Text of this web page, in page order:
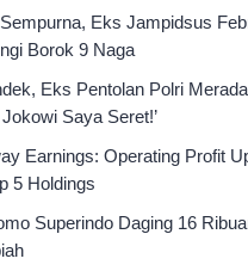
Eks Jampidsus
Borok 9 Naga
Eks Pentolan Polri
Saya Seret!’
Earnings: Operating Profit
5 Holdings
Superindo Daging 16